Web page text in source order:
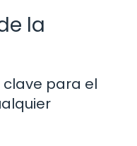
la
clave para el